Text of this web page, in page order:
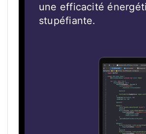
une efficacité
stupéfiante.